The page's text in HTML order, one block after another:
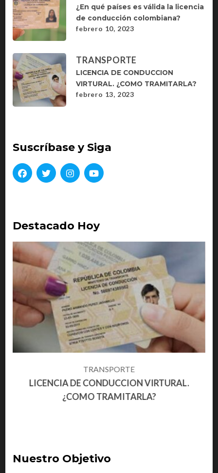
¿En qué países es válida la licencia
de conducción colombiana?
febrero 10, 2023
TRANSPORTE
LICENCIA DE CONDUCCION
VIRTURAL. ¿COMO TRAMITARLA?
febrero 13, 2023
Suscríbase y Siga
Destacado Hoy
TRANSPORTE
LICENCIA DE CONDUCCION VIRTURAL.
¿COMO TRAMITARLA?
Nuestro Objetivo